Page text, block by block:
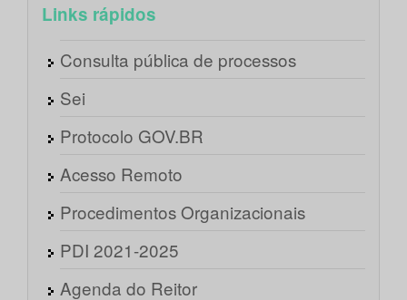
Links rápidos
Consulta pública de processos
Sei
Protocolo GOV.BR
Acesso Remoto
Procedimentos Organizacionais
PDI 2021-2025
Agenda do Reitor